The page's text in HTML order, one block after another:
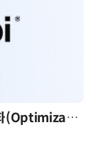
AI 시대의 의사결정을 바꾸는 수리최적화(Optimization): 실제 산업 적용 사례와 활용 전략